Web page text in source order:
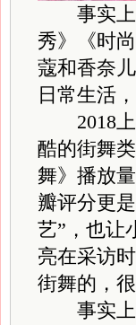
事实上
秀》《时
蔻和香奈
日常生活
2018上
酷的街舞
舞》播放
瓣评分更
艺”，也让
亮在采访
街舞的，
事实上